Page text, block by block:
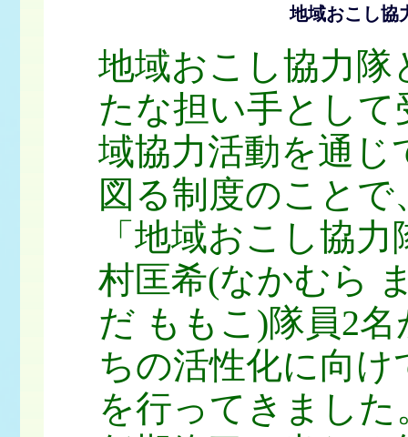
地域おこし協
地域おこし協力隊
たな担い手とし
域協力活動を通じ
図る制度のこと
「地域おこし協
村匡希(なかむら
だ ももこ)隊員2
ちの活性化に向
を行ってきまし